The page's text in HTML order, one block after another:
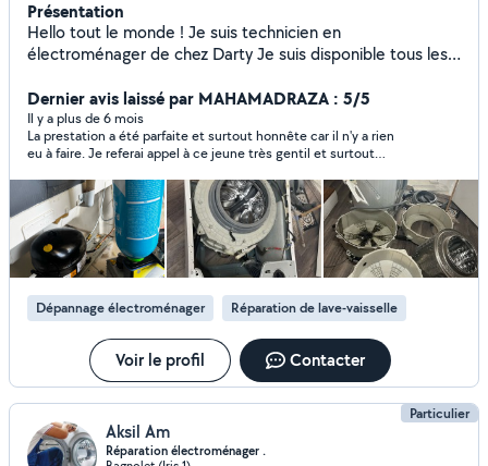
Présentation
Hello tout le monde ! Je suis technicien en
électroménager de chez Darty Je suis disponible tous les
j'interviens sur tout l'électroménager : Lave linge , lave
vaisselle, frigo, four plaque que cuisson , micro onde ex.. À
bientôt !
Dernier avis laissé par MAHAMADRAZA : 5/5
Il y a plus de 6 mois
La prestation a été parfaite et surtout honnête car il n'y a rien
eu à faire. Je referai appel à ce jeune très gentil et surtout
impression. Merci pour vos conseils avisés.
Dépannage électroménager Réparation de lave-vaisselle
Voir le profil Contacter
Particulier
Aksil Am
Réparation électroménager .